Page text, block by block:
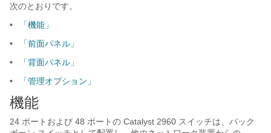
次のとおりです。
•
「機能」
•
「前面パネル」
•
「背面パネル」
•
「管理オプション」
機能
24 ポートおよび 48 ポートの Catalyst 2960 スイッチは、バック